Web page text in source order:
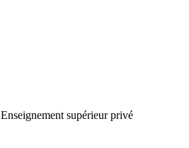
Enseignement supérieur privé